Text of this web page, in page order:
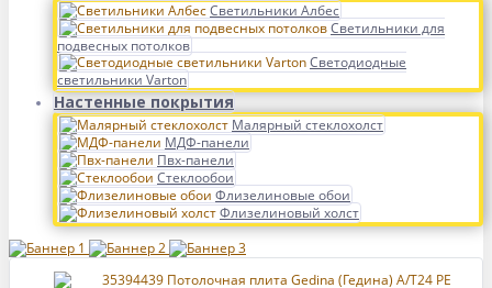
Светильники Албес
Светильники для
подвесных потолков
Светодиодные
светильники Varton
Настенные покрытия
Малярный стеклохолст
МДФ-панели
Пвх-панели
Стеклообои
Флизелиновые обои
Флизелиновый холст